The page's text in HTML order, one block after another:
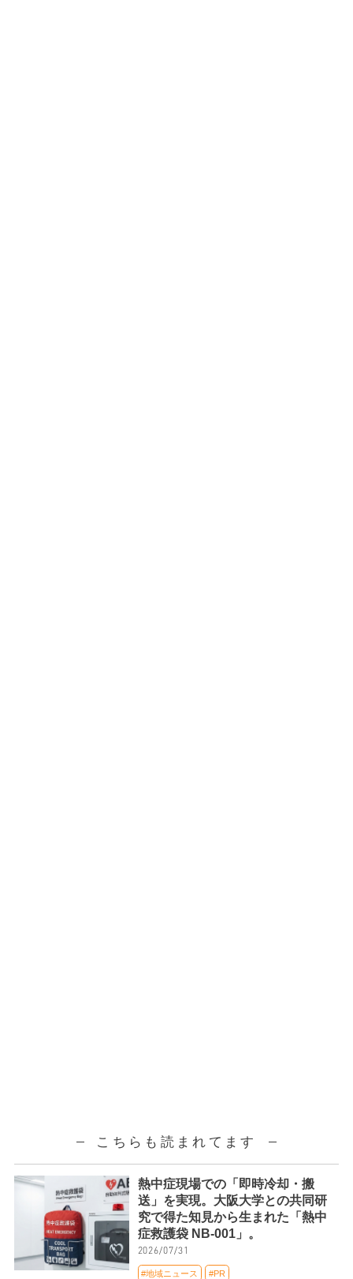
こちらも読まれてます
熱中症現場での「即時冷却・搬
送」を実現。大阪大学との共同研
究で得た知見から生まれた「熱中
症救護袋 NB-001」。
2026/07/31
#地域ニュース #PR